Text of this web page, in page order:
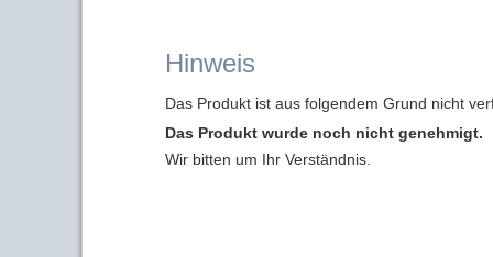
Hinweis
Das Produkt ist aus folgendem Grund nicht
Das Produkt wurde noch nicht genehmigt.
Wir bitten um Ihr Verständnis.